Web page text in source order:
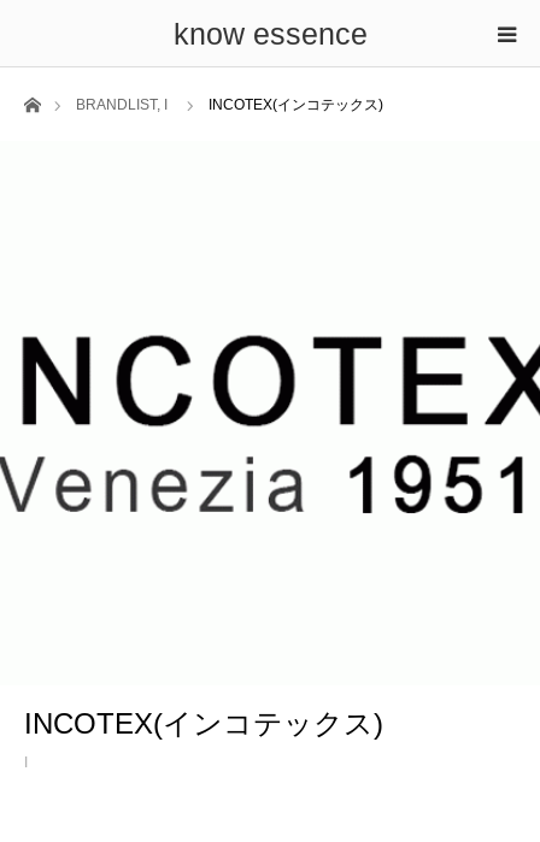
know essence
ホームBRANDLIST, INCOTEX(インコテックス)
INCOTEX(インコテックス)